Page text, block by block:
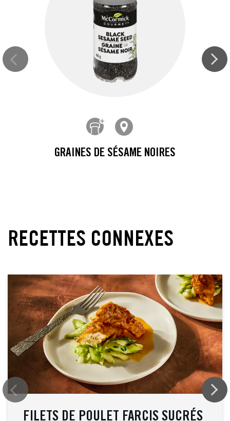
GRAINES DE SÉSAME NOIRES
RECETTES CONNEXES
FILETS DE POULET FARCIS SUCRÉS